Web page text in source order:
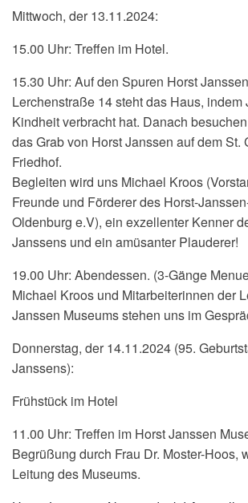
Mittwoch, der 13.11.2024:
15.00 Uhr: Treffen im Hotel.
15.30 Uhr: Auf den Spuren Horst
Lerchenstraße 14 steht das Haus,
Kindheit verbracht hat. Danach
das Grabvon Horst Janssen auf dem St.
Friedhof.
Begleiten wird uns Michael Kroos
Freunde und Förderer des Horst-
Oldenburg e.V), ein exzellenter Kenner
Janssens und ein amüsanter Plauderer!
19.00 Uhr: Abendessen. (3-Gänge
Michael Kroos und Mitarbeiterinnen der
Janssen Museums stehen uns im
Donnerstag, der 14.11.2024 (95.
Janssens):
Frühstück im Hotel
11.00 Uhr: Treffen im Horst Janssen
Begrüßung durch Frau Dr. Moster-Hoos,
Leitung des Museums.